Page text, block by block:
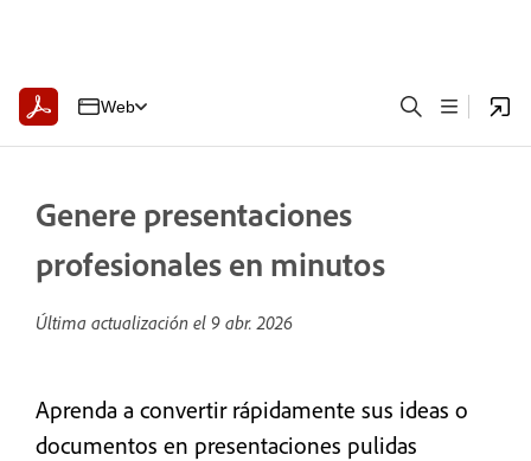
Web
Genere presentaciones
profesionales en minutos
Última actualización el 9 abr. 2026
Aprenda a convertir rápidamente sus ideas o
documentos en presentaciones pulidas